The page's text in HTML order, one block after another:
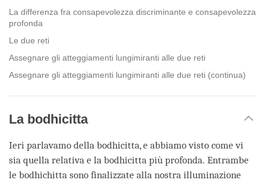
La differenza fra consapevolezza discriminante e consapevolezza
profonda
Le due reti
Assegnare gli atteggiamenti lungimiranti alle due reti
Assegnare gli atteggiamenti lungimiranti alle due reti (continua)
La bodhicitta
Ieri parlavamo della bodhicitta, e abbiamo visto come vi
sia quella relativa e la bodhicitta più profonda. Entrambe
le bodhichitta sono finalizzate alla nostra illuminazione